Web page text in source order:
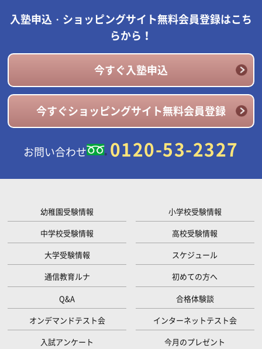
入塾申込・ショッピングサイト無料会員登録はこち
らから！
今すぐ入塾申込
今すぐショッピングサイト無料会員登録
お問い合わせ 0120-53-2327
幼稚園受験情報
小学校受験情報
中学校受験情報
高校受験情報
大学受験情報
スケジュール
通信教育ルナ
初めての方へ
Q&A
合格体験談
オンデマンドテスト会
インターネットテスト会
入試アンケート
今月のプレゼント